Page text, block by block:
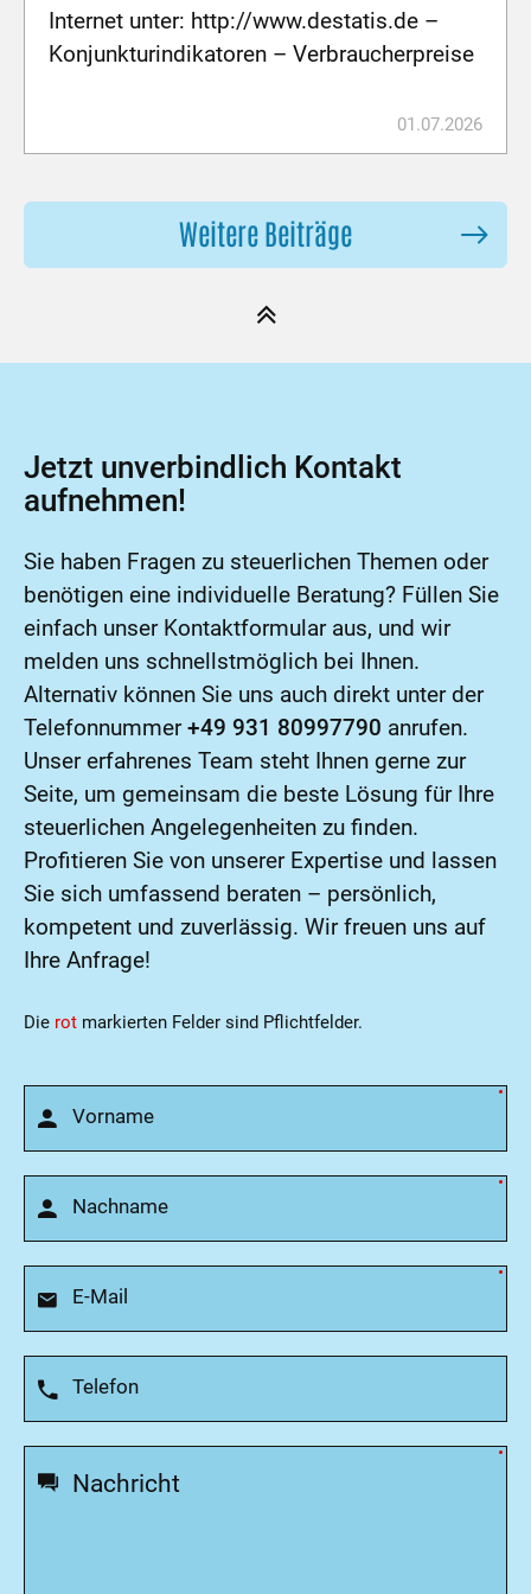
Internet unter: http://www.destatis.de –
Konjunkturindikatoren – Verbraucherpreise
01.07.2026
Weitere Beiträge
Jetzt unverbindlich Kontakt
aufnehmen!
Sie haben Fragen zu steuerlichen Themen oder
benötigen eine individuelle Beratung? Füllen Sie
einfach unser Kontaktformular aus, und wir
melden uns schnellstmöglich bei Ihnen.
Alternativ können Sie uns auch direkt unter der
Telefonnummer+49 931 80997790 anrufen.
Unser erfahrenes Team steht Ihnen gerne zur
Seite, um gemeinsam die beste Lösung für Ihre
steuerlichen Angelegenheiten zu finden.
Profitieren Sie von unserer Expertise und lassen
Sie sich umfassend beraten – persönlich,
kompetent und zuverlässig. Wir freuen uns auf
Ihre Anfrage!
Die rot markierten Felder sind Pflichtfelder.